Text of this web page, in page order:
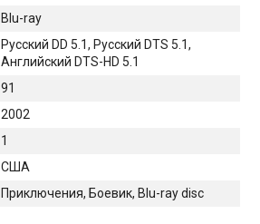
Blu-ray
Русский DD 5.1, Русский DTS 5.1,
Английский DTS-HD 5.1
91
2002
1
США
Приключения, Боевик, Blu-ray disc